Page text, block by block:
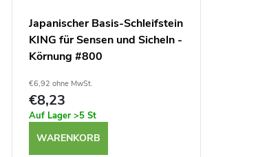
Japanischer Basis-Schleifstein
KING für Sensen und Sicheln -
Körnung #800
€6,92 ohne MwSt.
€8,23
Auf Lager >5 St
WARENKORB